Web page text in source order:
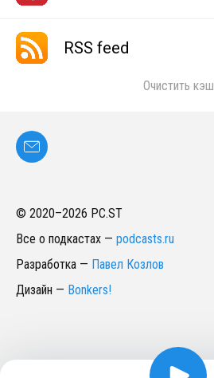
RSS feed
Очистить кэш
© 2020–2026 PC.ST
Все о подкастах — podcasts.ru
Разработка — Павел Козлов
Дизайн — Bonkers!